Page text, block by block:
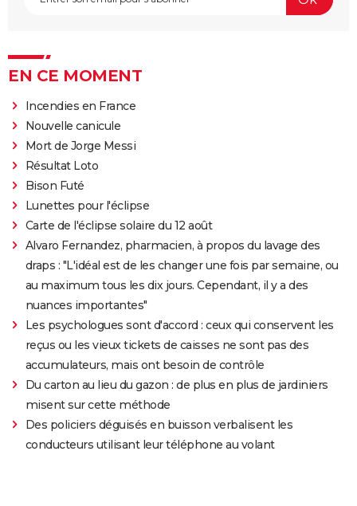
EN CE MOMENT
Incendies en France
Nouvelle canicule
Mort de Jorge Messi
Résultat Loto
Bison Futé
Lunettes pour l'éclipse
Carte de l'éclipse solaire du 12 août
Alvaro Fernandez, pharmacien, à propos du lavage des
draps : "L'idéal est de les changer une fois par semaine, ou
au maximum tous les dix jours. Cependant, il y a des
nuances importantes"
Les psychologues sont d'accord : ceux qui conservent les
reçus ou les vieux tickets de caisses ne sont pas des
accumulateurs, mais ont besoin de contrôle
Du carton au lieu du gazon : de plus en plus de jardiniers
misent sur cette méthode
Des policiers déguisés en buisson verbalisent les
conducteurs utilisant leur téléphone au volant